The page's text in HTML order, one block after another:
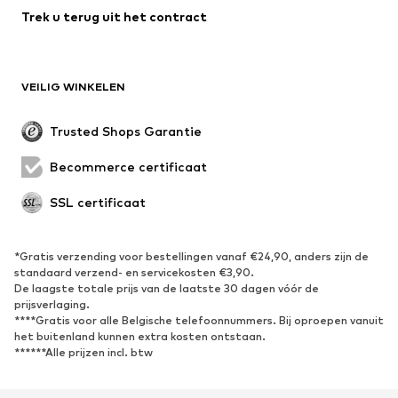
Trek u terug uit het contract
VEILIG WINKELEN
Trusted Shops Garantie
Becommerce certificaat
SSL certificaat
*Gratis verzending voor bestellingen vanaf €24,90, anders zijn de
standaard verzend- en servicekosten €3,90.
De laagste totale prijs van de laatste 30 dagen vóór de
prijsverlaging.
****Gratis voor alle Belgische telefoonnummers. Bij oproepen vanuit
het buitenland kunnen extra kosten ontstaan.
******Alle prijzen incl. btw